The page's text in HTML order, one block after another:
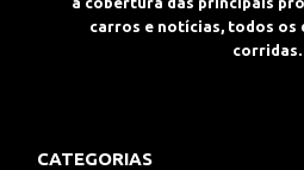
carros e notícias, todos os
corridas.
CATEGORIAS